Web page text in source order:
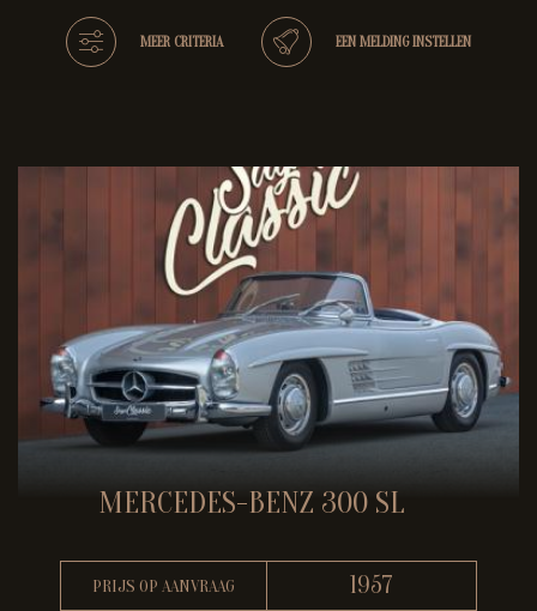
MEER CRITERIA EEN MELDING INSTELLEN
MERCEDES-BENZ 300 SL
PRIJS OP AANVRAAG 1957